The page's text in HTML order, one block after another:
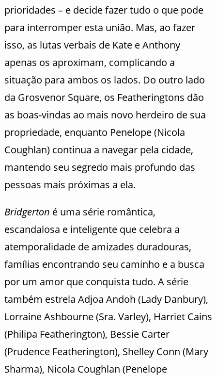
prioridades – e decide fazer tudo o que pode
para interromper esta união. Mas, ao fazer
isso, as lutas verbais de Kate e Anthony
apenas os aproximam, complicando a
situação para ambos os lados. Do outro lado
da Grosvenor Square, os Featheringtons dão
as boas-vindas ao mais novo herdeiro de sua
propriedade, enquanto Penelope (Nicola
Coughlan) continua a navegar pela cidade,
mantendo seu segredo mais profundo das
pessoas mais próximas a ela.
Bridgerton é uma série romântica,
escandalosa e inteligente que celebra a
atemporalidade de amizades duradouras,
famílias encontrando seu caminho e a busca
por um amor que conquista tudo. A série
também estrela Adjoa Andoh (Lady Danbury),
Lorraine Ashbourne (Sra. Varley), Harriet Cains
(Philipa Featherington), Bessie Carter
(Prudence Featherington), Shelley Conn (Mary
Sharma), Nicola Coughlan (Penelope